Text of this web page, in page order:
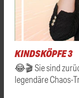
KINDSKÖPFE 3
😂🎬 Sie sind
legendäre Chaos-